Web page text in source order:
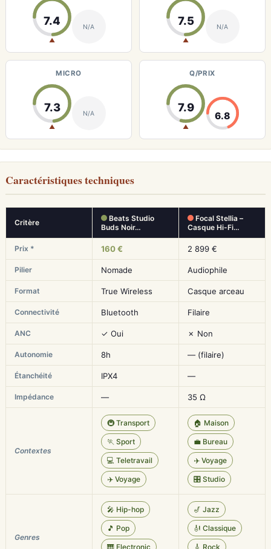
7.4
▲
N/A 7.5
▲
N/A
MICRO
7.3
▲
N/A
Q/PRIX
7.9
▲
6.8
Caractéristiques techniques
Critère
Beats Studio
Buds Noir…
Focal Stellia –
Casque Hi-Fi…
Prix * 160 € 2 899 €
Pilier Nomade Audiophile
Format True Wireless Casque arceau
Connectivité Bluetooth Filaire
ANC ✓ Oui ✗ Non
Autonomie 8h — (filaire)
Étanchéité IPX4 —
Impédance — 35 Ω
Contextes
🚇 Transport
🏃 Sport
💻 Teletravail
✈️ Voyage
🏠 Maison
💼 Bureau
✈️ Voyage
🎛️ Studio
Genres
🎤 Hip-hop
🎵 Pop
🎹 Electronic
🎷 Jazz
🎻 Classique
🎸 Rock